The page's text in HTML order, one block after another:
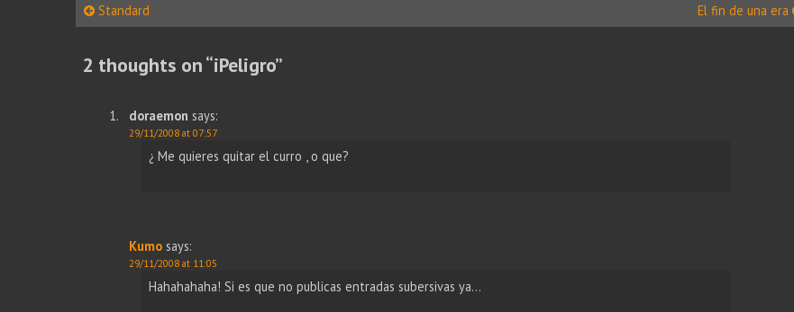
Post
Standard El fin de una era
2 thoughts on “iPeligro”
doraemon says:
29/11/2008 at 07:57
¿ Me quieres quitar el curro , o que?
Kumo says:
29/11/2008 at 11:05
Hahahahaha! Si es que no publicas entradas subersivas ya…